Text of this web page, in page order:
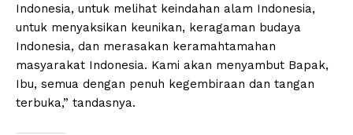
Indonesia, untuk melihat keindahan alam Indonesia,
untuk menyaksikan keunikan, keragaman budaya
Indonesia, dan merasakan keramahtamahan
masyarakat Indonesia. Kami akan menyambut Bapak,
Ibu, semua dengan penuh kegembiraan dan tangan
terbuka,” tandasnya.